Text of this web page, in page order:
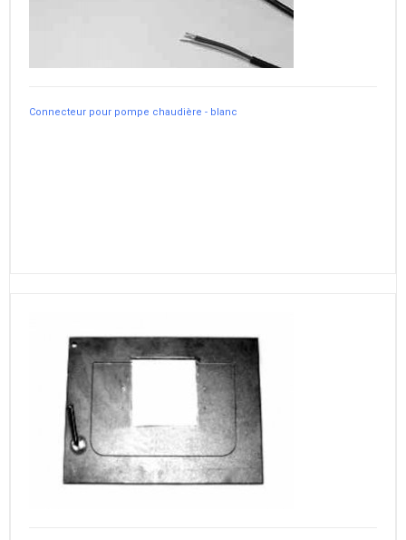
Connecteur pour pompe chaudière - blanc